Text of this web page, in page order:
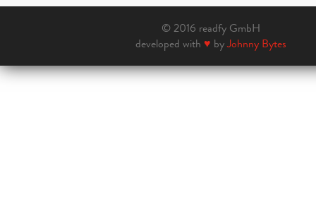
© 2016 readfy GmbH
developed with ♥ byJohnny Bytes